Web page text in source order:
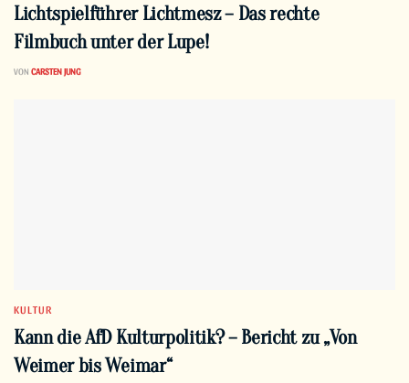
Lichtspielführer Lichtmesz – Das rechte
Filmbuch unter der Lupe!
VON CARSTEN JUNG
KULTUR
Kann die AfD Kulturpolitik? – Bericht zu „Von
Weimer bis Weimar“